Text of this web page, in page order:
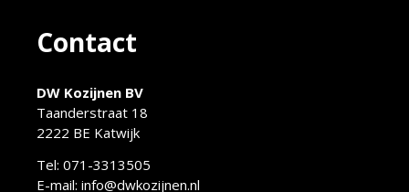
Contact
DW Kozijnen BV
Taanderstraat 18
2222 BE Katwijk
Tel: 071-3313505
E-mail: info@dwkozijnen.nl